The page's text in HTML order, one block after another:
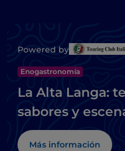
Powered by
Enogastronomía
La Alta Langa:
sabores y
Más información